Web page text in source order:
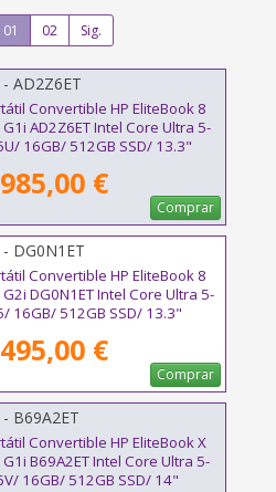
01 02 Sig.
- AD2Z6ET
Convertible HP EliteBook 8
G1i AD2Z6ET Intel Core Ultra 5-
16GB/ 512GB SSD/ 13.3"
€
Comprar
- DG0N1ET
Convertible HP EliteBook 8
G2i DG0N1ET Intel Core Ultra 5-
16GB/ 512GB SSD/ 13.3"
€
Comprar
- B69A2ET
Convertible HP EliteBook X
G1i B69A2ET Intel Core Ultra 5-
16GB/ 512GB SSD/ 14"